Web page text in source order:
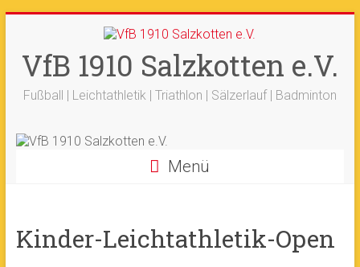
springen
VfB 1910 Salzkotten e.V.
Fußball | Leichtathletik | Triathlon | Sälzerlauf | Badminton
Menü
Kinder-Leichtathletik-Open
+++ 21-03. -33. Sälzerlauf+++
Ergebnisse +++ Beitrag vom saelzer.tv
ist online
+++ Fotos sind online+++
+++ 18.-19.04. -Werfertage +++
Ok!